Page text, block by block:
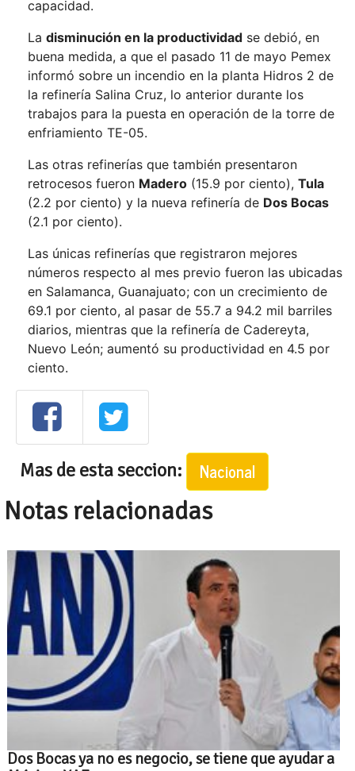
capacidad.
La disminución en la productividad se debió, en
buena medida, a que el pasado 11 de mayo Pemex
informó sobre un incendio en la planta Hidros 2 de
la refinería Salina Cruz, lo anterior durante los
trabajos para la puesta en operación de la torre de
enfriamiento TE-05.
Las otras refinerías que también presentaron
retrocesos fueron Madero (15.9 por ciento), Tula
(2.2 por ciento) y la nueva refinería de Dos Bocas
(2.1 por ciento).
Las únicas refinerías que registraron mejores
números respecto al mes previo fueron las ubicadas
en Salamanca, Guanajuato; con un crecimiento de
69.1 por ciento, al pasar de 55.7 a 94.2 mil barriles
diarios, mientras que la refinería de Cadereyta,
Nuevo León; aumentó su productividad en 4.5 por
ciento.
Mas de esta seccion: Nacional
Notas relacionadas
Dos Bocas ya no es negocio, se tiene que ayudar a